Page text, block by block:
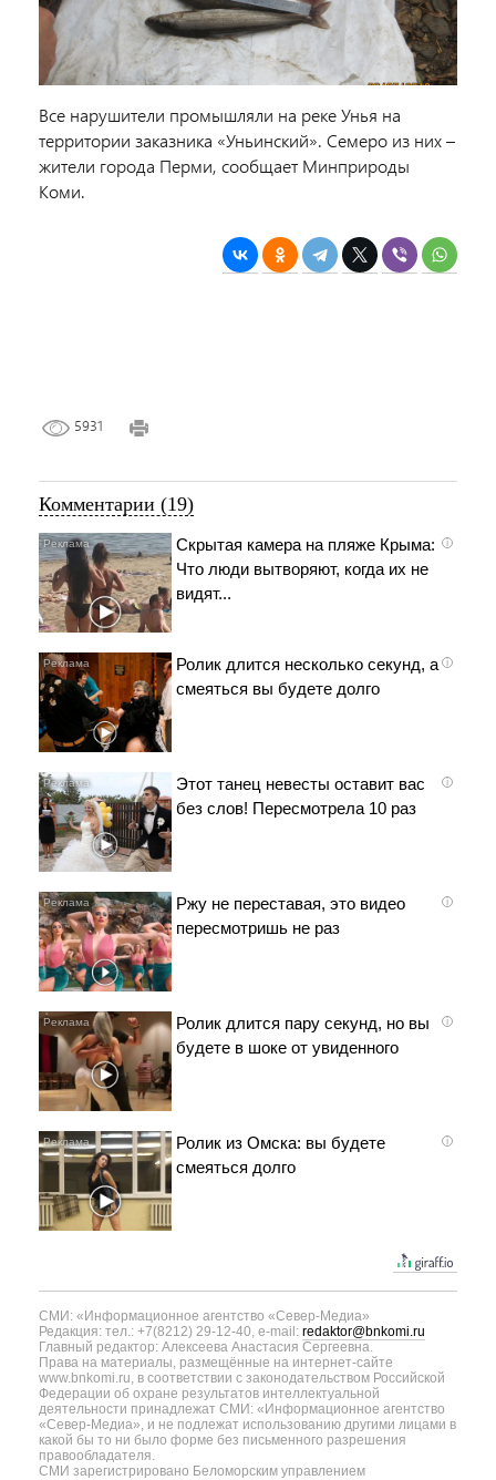
Все нарушители промышляли на реке Унья на
территории заказника «Уньинский». Семеро из них –
жители города Перми, сообщает Минприроды
Коми.
5931
Комментарии (19)
i
Скрытая камера на пляже Крыма:
Что люди вытворяют, когда их не
видят...
i
Ролик длится несколько секунд, а
смеяться вы будете долго
i
Этот танец невесты оставит вас
без слов! Пересмотрела 10 раз
i
Ржу не переставая, это видео
пересмотришь не раз
i
Ролик длится пару секунд, но вы
будете в шоке от увиденного
i
Ролик из Омска: вы будете
смеяться долго
СМИ: «Информационное агентство «Север-Медиа»
Редакция: тел.: +7(8212) 29-12-40, e-mail: redaktor@bnkomi.ru
Главный редактор: Алексеева Анастасия Сергеевна.
Права на материалы, размещённые на интернет-сайте
www.bnkomi.ru, в соответствии с законодательством Российской
Федерации об охране результатов интеллектуальной
деятельности принадлежат СМИ: «Информационное агентство
«Север-Медиа», и не подлежат использованию другими лицами в
какой бы то ни было форме без письменного разрешения
правообладателя.
СМИ зарегистрировано Беломорским управлением